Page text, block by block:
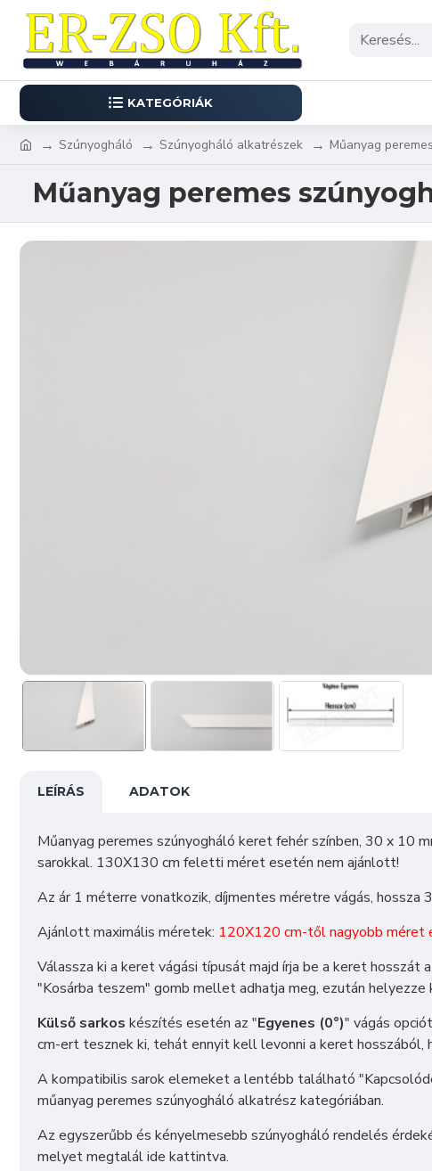
KATEGÓRIÁK
Szúnyogháló Szúnyogháló alkatrészek Műanyag peremes
Műanyag peremes
LEÍRÁS ADATOK
Műanyag peremes szúnyogháló keret fehér színben, 30 x 10
sarokkal. 130X130 cm feletti méret esetén nem ajánlott!
Az ár 1 méterre vonatkozik, díjmentes méretre vágás,
Ajánlott maximális méretek: 120X120 cm-től nagyobb méret
Válassza ki a keret vágási típusát majd írja be a keret hosszát
"Kosárba teszem" gomb mellet adhatja meg, ezután helyezze
Külső sarkos készítés esetén az "Egyenes (0°)" vágás
cm-ert tesznek ki, tehát ennyit kell levonni a keret hosszából,
A kompatibilis sarok elemeket a lentébb található
műanyag peremes szúnyogháló alkatrész kategóriában.
Az egyszerűbb és kényelmesebb szúnyogháló rendelés
melyet megtalálide kattintva.